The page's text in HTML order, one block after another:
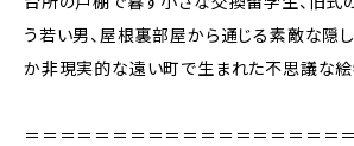
う若い男、屋根裏部屋から通じる素敵な隠
か非現実的な遠い町で生まれた不思議な絵
＝＝＝＝＝＝＝＝＝＝＝＝＝＝＝＝＝＝